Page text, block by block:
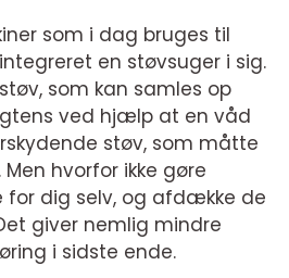
som i dag bruges til
en støvsuger i sig.
som kan samles op
ved hjælp at en våd
støv, som måtte
hvorfor ikke gøre
for dig selv, og afdække de
giver nemlig mindre
i sidste ende.